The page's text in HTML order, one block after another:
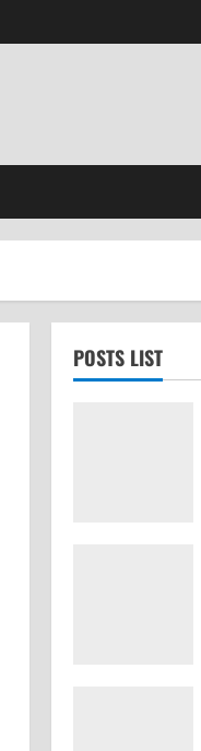
POSTS LIST